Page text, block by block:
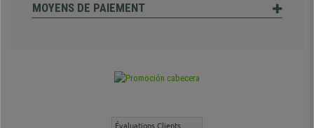
MOYENS DE PAIEMENT
Évaluations Clients